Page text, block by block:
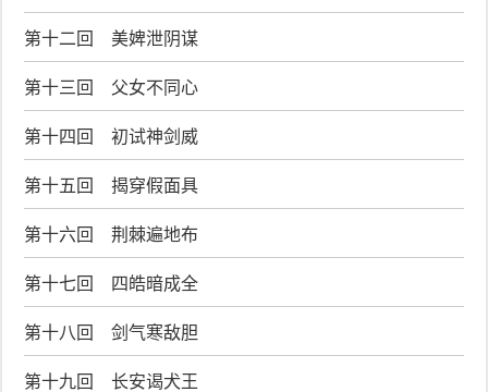
第十二回 美婢泄阴谋
第十三回 父女不同心
第十四回 初试神剑威
第十五回 揭穿假面具
第十六回 荆棘遍地布
第十七回 四皓暗成全
第十八回 剑气寒敌胆
第十九回 长安谒犬王